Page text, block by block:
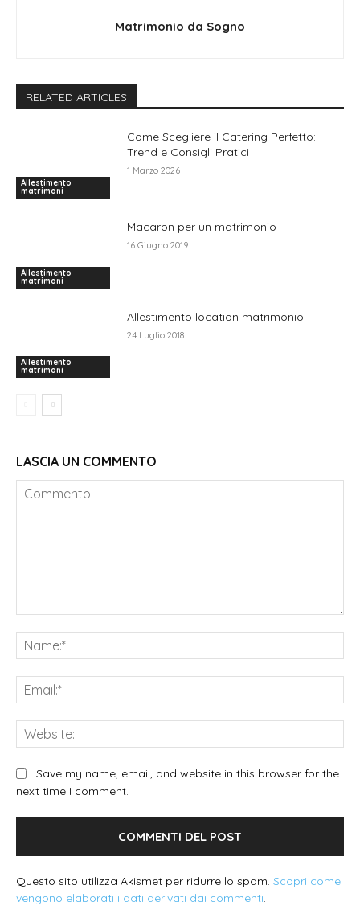
Matrimonio da Sogno
RELATED ARTICLES
Allestimento
matrimoni
Come Scegliere il Catering Perfetto:
Trend e Consigli Pratici
1 Marzo 2026
Allestimento
matrimoni
Macaron per un matrimonio
16 Giugno 2019
Allestimento
matrimoni
Allestimento location matrimonio
24 Luglio 2018
LASCIA UN COMMENTO
Save my name, email, and website in this browser for the
next time I comment.
Questo sito utilizza Akismet per ridurre lo spam. Scopri come
vengono elaborati i dati derivati dai commenti.